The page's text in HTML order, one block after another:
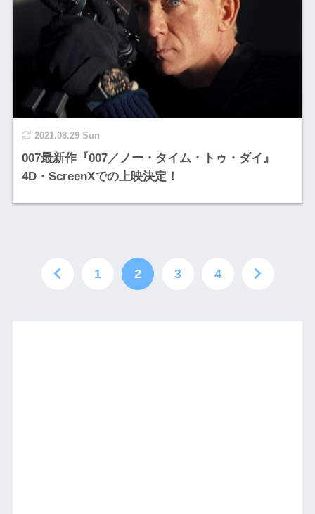
2021.08.29 Sun
007最新作『007／ノー・タイム・トゥ・ダイ』
4D・ScreenXでの上映決定！
1 2 3 4